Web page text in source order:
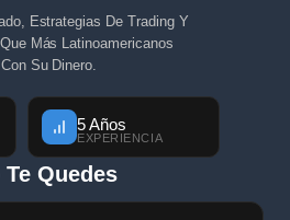
Estrategias De Trading Y
Más Latinoamericanos
Su Dinero.
5 Años
EXPERIENCIA
Te Quedes